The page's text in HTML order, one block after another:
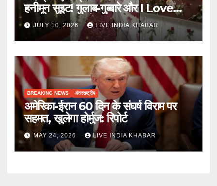
हनीमून सुइट! गुलाब-गुब्बारे और I Love
You, TTE सस्पेंड
JULY 10, 2026 LIVE INDIA KHABAR
BREAKING NEWS अंतरराष्ट्रीय
अमेरिका-ईरान 60 दिन के संघर्ष विराम पर
सहमत, खुलेगा होर्मुज: रिपोर्ट
MAY 24, 2026 LIVE INDIA KHABAR